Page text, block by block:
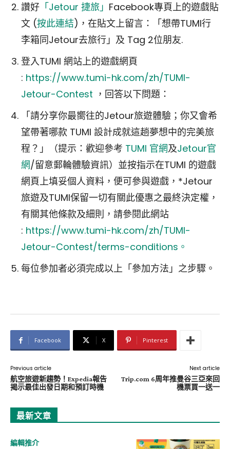
讚好 「Jetour 捷旅」 Facebook專頁上的遊戲貼
文 (按此連結)，在貼文上留言：「想帶TUMI行
李箱同Jetour去旅行」及 Tag 2位朋友.
登入TUMI 網站上的遊戲網頁
: https://www.tumi-hk.com/zh/TUMI-
Jetour-Contest ，回答以下問題：
「請分享你最嚮往的Jetour旅遊體驗；你又會希
望帶著哪款 TUMI 設計成就這趟夢想中的完美旅
程？」（提示：歡迎參考 TUMI 官網及Jetour官
網/留意郵輪體驗資訊）並按指示在TUMI 的遊戲
網頁上填妥個人資料，便可參與遊戲，*Jetour
旅遊及TUMI保留一切有關此優惠之最終決定權，
有關其他條款及細則，請參閱此網站
: https://www.tumi-hk.com/zh/TUMI-
Jetour-Contest/terms-conditions。
每位參加者必須完成以上「參加方法」之步驟。
Facebook X Pinterest
Previous article
航空旅遊新趨勢！Expedia報告
揭示最佳出發日期和預訂時機
Next article
Trip.com 6周年推曼谷三亞來回
機票買一送一
最新文章
編輯推介